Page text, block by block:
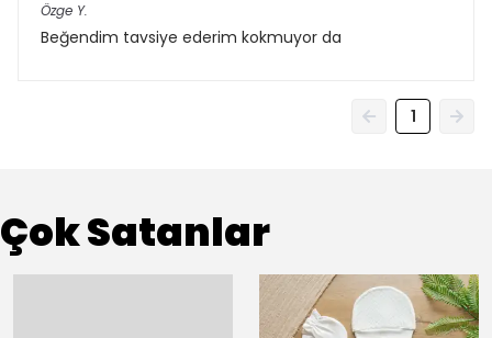
Özge Y.
Beğendim tavsiye ederim kokmuyor da
1
Çok Satanlar